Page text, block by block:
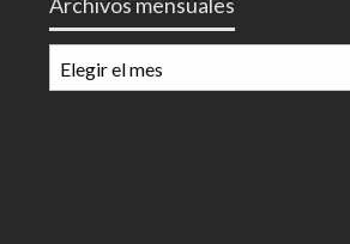
mensuales